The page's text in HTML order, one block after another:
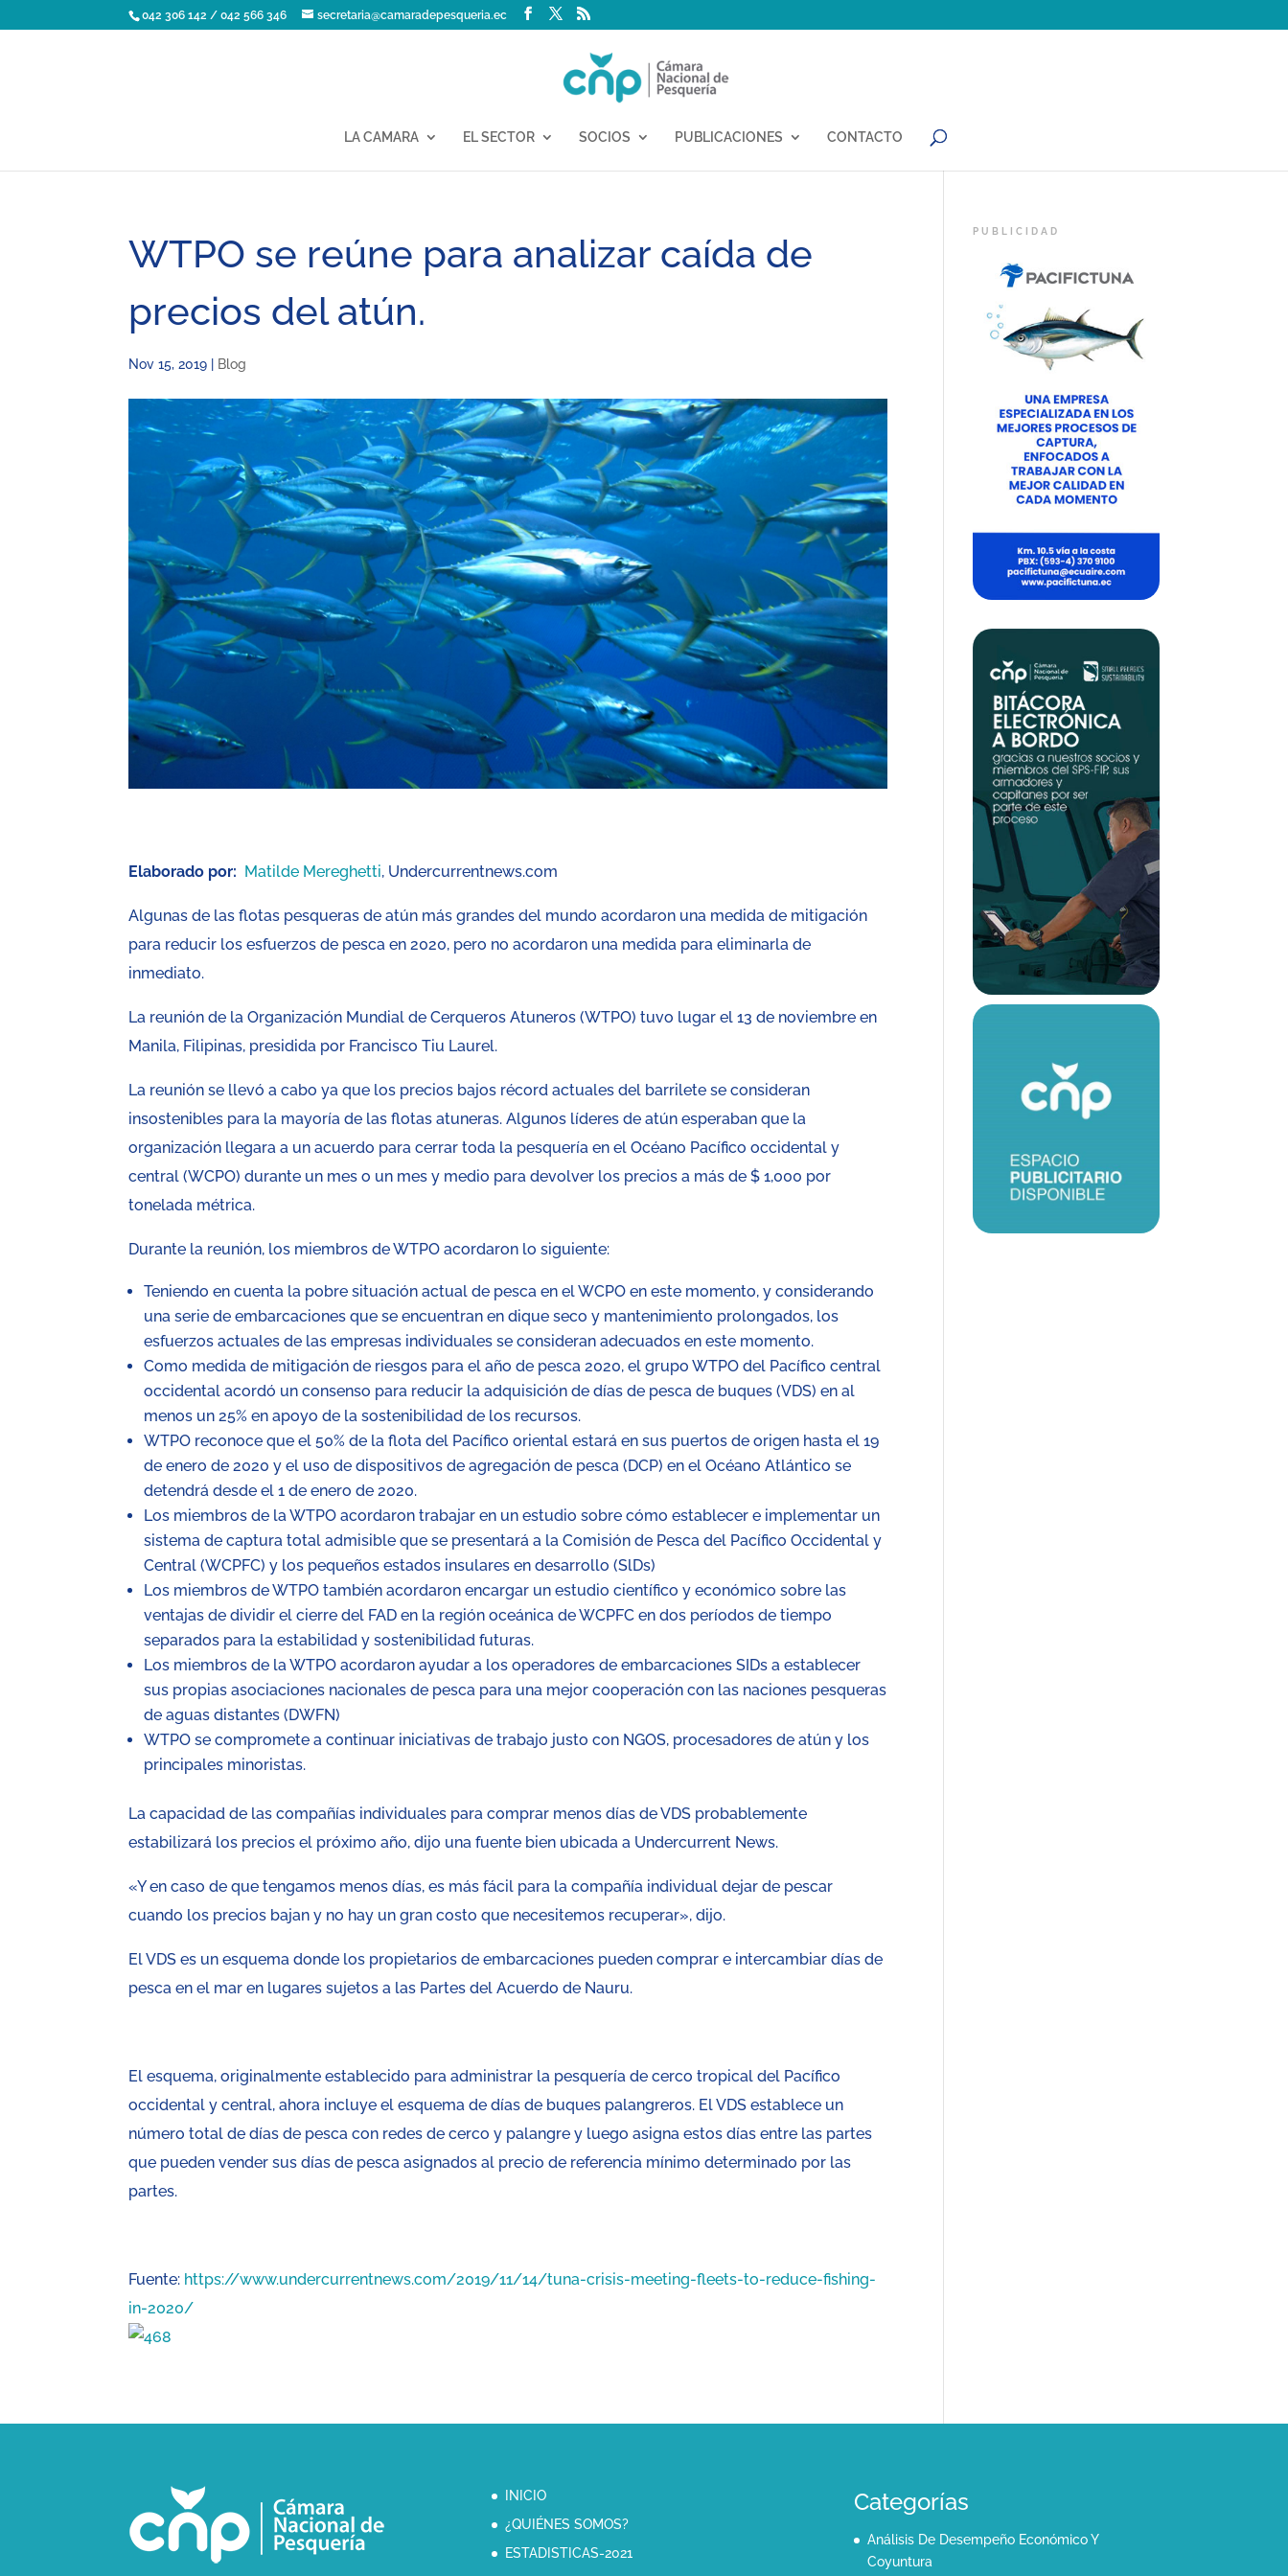
042 306 142 / 042 566 346 secretaria@camaradepesqueria.ec
LA CAMARA EL SECTOR SOCIOS PUBLICACIONES CONTACTO
WTPO se reúne para analizar caída de
precios del atún.
Nov 15, 2019 Blog
Elaborado por: Matilde Mereghetti, Undercurrentnews.com
Algunas de las flotas pesqueras de atún más grandes del mundo acordaron una medida de mitigación
para reducir los esfuerzos de pesca en 2020, pero no acordaron una medida para eliminarla de
inmediato.
La reunión de la Organización Mundial de Cerqueros Atuneros (WTPO) tuvo lugar el 13 de noviembre en
Manila, Filipinas, presidida por Francisco Tiu Laurel.
La reunión se llevó a cabo ya que los precios bajos récord actuales del barrilete se consideran
insostenibles para la mayoría de las flotas atuneras. Algunos líderes de atún esperaban que la
organización llegara a un acuerdo para cerrar toda la pesquería en el Océano Pacífico occidental y
central (WCPO) durante un mes o un mes y medio para devolver los precios a más de $ 1,000 por
tonelada métrica.
Durante la reunión, los miembros de WTPO acordaron lo siguiente:
Teniendo en cuenta la pobre situación actual de pesca en el WCPO en este momento, y considerando
una serie de embarcaciones que se encuentran en dique seco y mantenimiento prolongados, los
esfuerzos actuales de las empresas individuales se consideran adecuados en este momento.
Como medida de mitigación de riesgos para el año de pesca 2020, el grupo WTPO del Pacífico central
occidental acordó un consenso para reducir la adquisición de días de pesca de buques (VDS) en al
menos un 25% en apoyo de la sostenibilidad de los recursos.
WTPO reconoce que el 50% de la flota del Pacífico oriental estará en sus puertos de origen hasta el 19
de enero de 2020 y el uso de dispositivos de agregación de pesca (DCP) en el Océano Atlántico se
detendrá desde el 1 de enero de 2020.
Los miembros de la WTPO acordaron trabajar en un estudio sobre cómo establecer e implementar un
sistema de captura total admisible que se presentará a la Comisión de Pesca del Pacífico Occidental y
Central (WCPFC) y los pequeños estados insulares en desarrollo (SlDs)
Los miembros de WTPO también acordaron encargar un estudio científico y económico sobre las
ventajas de dividir el cierre del FAD en la región oceánica de WCPFC en dos períodos de tiempo
separados para la estabilidad y sostenibilidad futuras.
Los miembros de la WTPO acordaron ayudar a los operadores de embarcaciones SIDs a establecer
sus propias asociaciones nacionales de pesca para una mejor cooperación con las naciones pesqueras
de aguas distantes (DWFN)
WTPO se compromete a continuar iniciativas de trabajo justo con NGOS, procesadores de atún y los
principales minoristas.
La capacidad de las compañías individuales para comprar menos días de VDS probablemente
estabilizará los precios el próximo año, dijo una fuente bien ubicada a Undercurrent News.
«Y en caso de que tengamos menos días, es más fácil para la compañía individual dejar de pescar
cuando los precios bajan y no hay un gran costo que necesitemos recuperar», dijo.
El VDS es un esquema donde los propietarios de embarcaciones pueden comprar e intercambiar días de
pesca en el mar en lugares sujetos a las Partes del Acuerdo de Nauru.
El esquema, originalmente establecido para administrar la pesquería de cerco tropical del Pacífico
occidental y central, ahora incluye el esquema de días de buques palangreros. El VDS establece un
número total de días de pesca con redes de cerco y palangre y luego asigna estos días entre las partes
que pueden vender sus días de pesca asignados al precio de referencia mínimo determinado por las
partes.
Fuente: https://www.undercurrentnews.com/2019/11/14/tuna-crisis-meeting-fleets-to-reduce-fishing-
in-2020/
INICIO
¿QUIÉNES SOMOS?
ESTADISTICAS-2021
Categorías
Análisis De Desempeño Económico Y
Coyuntura